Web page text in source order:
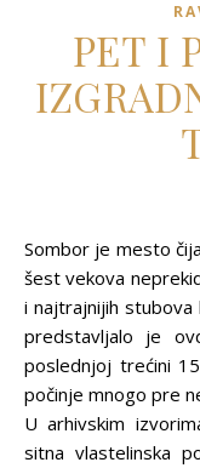
PET I
Sombor je mesto čija istorija može da se prati kroz više od
šest vekova
i najtrajnijih stubova
predstavljalo je
poslednjoj trećini
počinje mnogo pre
U arhivskim
sitna vlastelinska